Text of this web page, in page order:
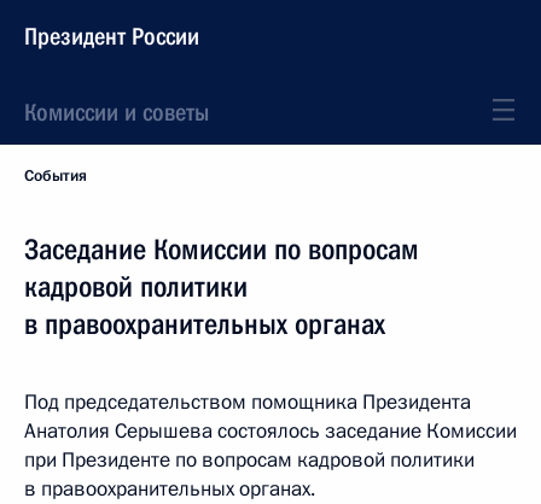
Президент России
Комиссии и советы
События
Заседание Комиссии по вопросам
кадровой политики
в правоохранительных органах
Под председательством помощника Президента
Анатолия Серышева состоялось заседание Комиссии
при Президенте по вопросам кадровой политики
в правоохранительных органах.